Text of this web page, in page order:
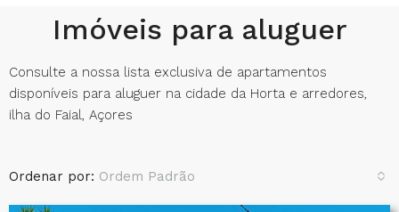
Imóveis para aluguer
Consulte a nossa lista exclusiva de apartamentos
disponíveis para aluguer na cidade da Horta e arredores,
ilha do Faial, Açores
Ordenar por: Ordem Padrão